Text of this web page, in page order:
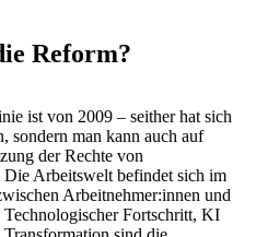
Reform?
ist von 2009 – seither hat sich
sondern man kann auch auf
der Rechte von
Arbeitswelt befindet sich im
Arbeitnehmer:innen und
Fortschritt, KI